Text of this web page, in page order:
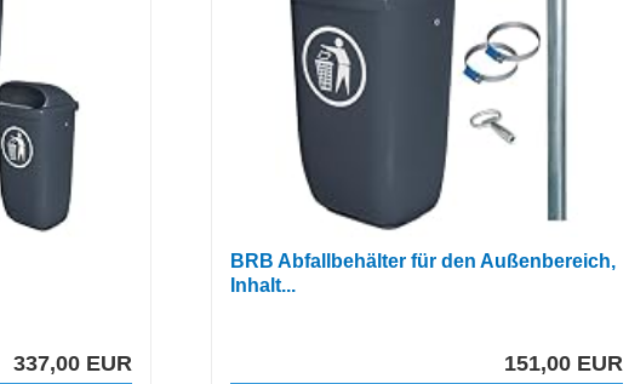
337,00 EUR
BRB Abfallbehälter für den Außenbereich,
Inhalt...
151,00 EUR